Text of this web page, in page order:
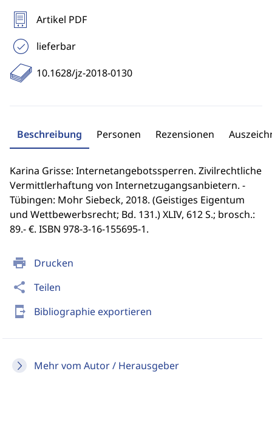
print Drucken
share Teilen
send_to_mobile Bibliographie exportieren
Mehr vom Autor / Herausgeber
Artikel PDF
lieferbar
10.1628/jz-2018-0130
Beschreibung Personen Rezensionen
Karina Grisse: Internetangebotssperren. Zivilrechtliche
Vermittlerhaftung von Internetzugangsanbietern. -
Tübingen: Mohr Siebeck, 2018. (Geistiges Eigentum
und Wettbewerbsrecht; Bd. 131.) XLIV, 612 S.; brosch.:
89.- €. ISBN 978-3-16-155695-1.